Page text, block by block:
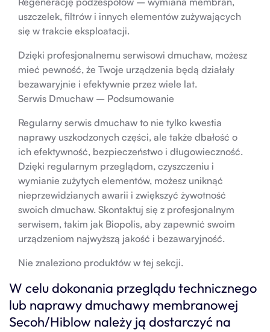
uszczelek, filtrów i innych elementów zużywających
się w trakcie eksploatacji.
Dzięki profesjonalnemu serwisowi dmuchaw, możesz
mieć pewność, że Twoje urządzenia będą działały
bezawaryjnie i efektywnie przez wiele lat.
Serwis Dmuchaw – Podsumowanie
Regularny serwis dmuchaw to nie tylko kwestia
naprawy uszkodzonych części, ale także dbałość o
ich efektywność, bezpieczeństwo i długowieczność.
Dzięki regularnym przeglądom, czyszczeniu i
wymianie zużytych elementów, możesz uniknąć
nieprzewidzianych awarii i zwiększyć żywotność
swoich dmuchaw. Skontaktuj się z profesjonalnym
serwisem, takim jak Biopolis, aby zapewnić swoim
urządzeniom najwyższą jakość i bezawaryjność.
Nie znaleziono produktów w tej sekcji.
W celu dokonania przeglądu technicznego
lub naprawy dmuchawy membranowej
Secoh/Hiblow należy ją dostarczyć na